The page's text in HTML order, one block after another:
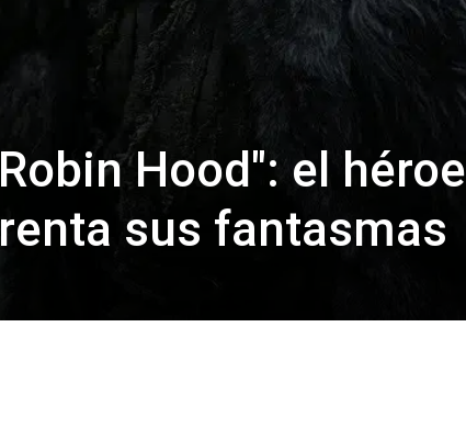
Hood": el héroe
sus fantasmas